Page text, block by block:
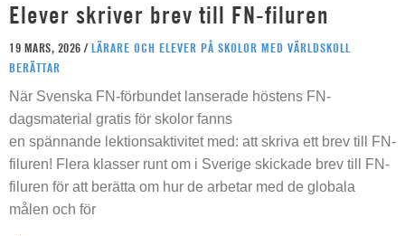
Elever skriver brev till FN-filuren
19 MARS, 2026 / LÄRARE OCH ELEVER PÅ SKOLOR MED VÄRLDSKOLL
BERÄTTAR
När Svenska FN-förbundet lanserade höstens FN-
dagsmaterial gratis för skolor fanns
en spännande lektionsaktivitet med: att skriva ett brev till FN-
filuren! Flera klasser runt om i Sverige skickade brev till FN-
filuren för att berätta om hur de arbetar med de globala
målen och för